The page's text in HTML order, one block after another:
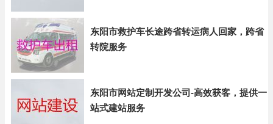
东阳市救护车长途跨省转运病人回家，跨省
转院服务
东阳市网站定制开发公司-高效获客，提供一
站式建站服务